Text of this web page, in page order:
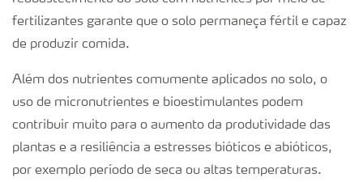
fertilizantes garante que o solo permaneça fértil e capaz
de produzir comida.
Além dos nutrientes comumente aplicados no solo, o
uso de micronutrientes e bioestimulantes podem
contribuir muito para o aumento da produtividade das
plantas e a resiliência a estresses bióticos e abióticos,
por exemplo período de seca ou altas temperaturas.